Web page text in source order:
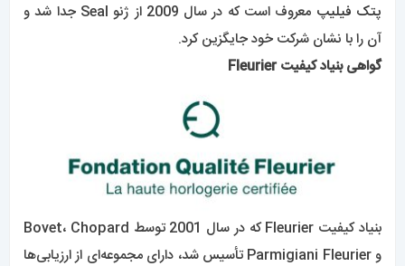
پتک فیلیپ
معروف است که در سال 2009 از ژنو Seal جدا شد و
آن را با نشان شرکت خود جایگزین کرد.
گواهی بنیاد کیفیت Fleurier
بنیاد کیفیت Fleurier که در سال 2001 توسط Bovet، Chopard
و Parmigiani Fleurier تأسیس شد، دارای مجموعه‌ای از ارزیابی‌ها